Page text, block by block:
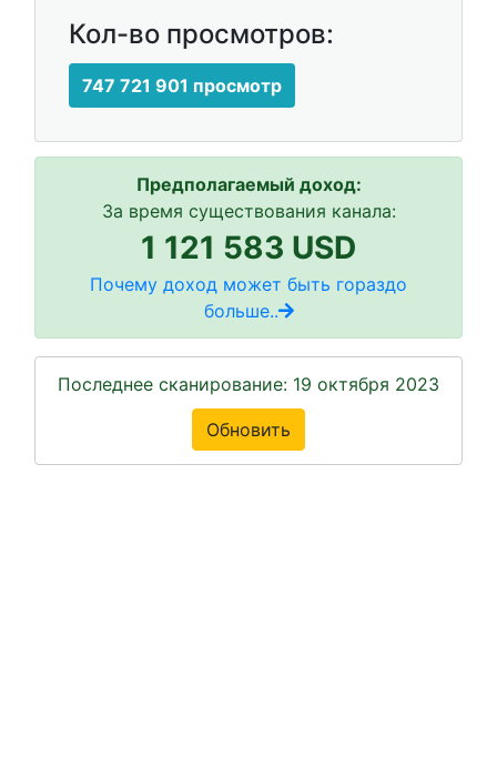
Кол-во просмотров:
747 721 901 просмотр
Предполагаемый доход:
За время существования канала:
1 121 583 USD
Почему доход может быть гораздо
больше..
Последнее сканирование: 19 октября 2023
Обновить